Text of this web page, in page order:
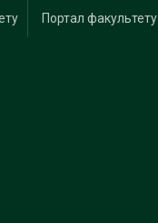
Портал факультету